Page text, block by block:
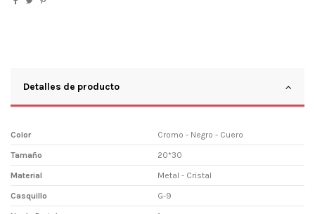
Detalles de producto
Color Cromo - Negro - Cuero
Tamaño 20*30
Material Metal - Cristal
Casquillo G-9